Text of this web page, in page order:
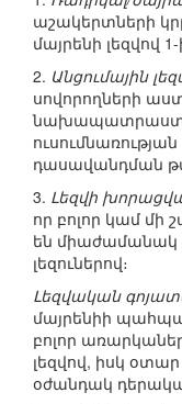
աշակերտների
մայրենի լեզվով
2. Անցումային
սովորողների
դասավանդման
3. Լեզվի
որ բոլոր կամ
են միաժամանակ
լեզուներով։
Լեզվական
մայրենիի
բոլոր
լեզվով, իսկ
օժանդակ